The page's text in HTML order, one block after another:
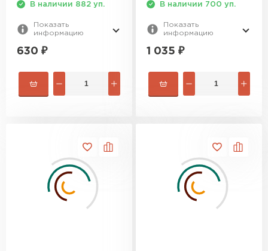
В наличии 882 уп.
Показать
информацию
630 ₽
В наличии 700 уп.
Показать
информацию
1 035 ₽